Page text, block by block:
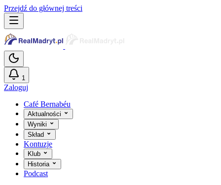
Przejdź do głównej treści
1
Zaloguj
Café Bernabéu
Aktualności
Wyniki
Skład
Kontuzje
Klub
Historia
Podcast